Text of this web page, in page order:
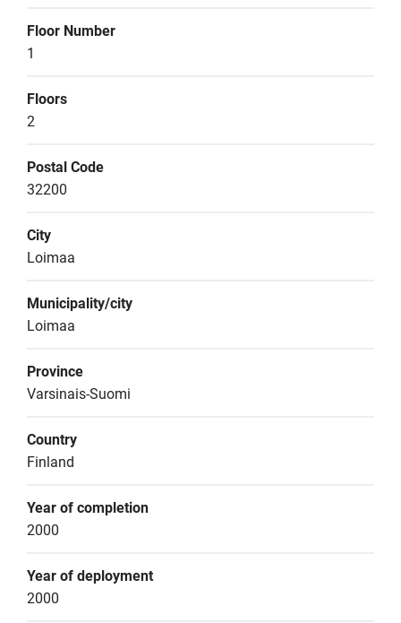
Floor Number
1
Floors
2
Postal Code
32200
City
Loimaa
Municipality/city
Loimaa
Province
Varsinais-Suomi
Country
Finland
Year of completion
2000
Year of deployment
2000